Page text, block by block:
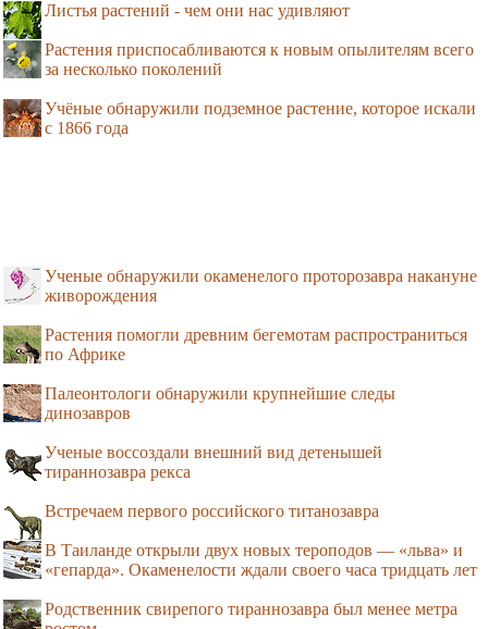
Листья растений - чем они нас удивляют
Растения приспосабливаются к новым опылителям всего
за несколько поколений
Учёные обнаружили подземное растение, которое искали
с 1866 года
Ученые обнаружили окаменелого проторозавра накануне
живорождения
Растения помогли древним бегемотам распространиться
по Африке
Палеонтологи обнаружили крупнейшие следы
динозавров
Ученые воссоздали внешний вид детенышей
тираннозавра рекса
Встречаем первого российского титанозавра
В Таиланде открыли двух новых тероподов — «льва» и
«гепарда». Окаменелости ждали своего часа тридцать лет
Родственник свирепого тираннозавра был менее метра